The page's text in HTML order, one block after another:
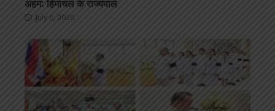
अहम: हिमाचल के राज्यपाल
July 6, 2026